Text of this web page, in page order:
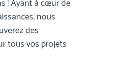
! Ayant à cœur de
nous
des
tous vos projets